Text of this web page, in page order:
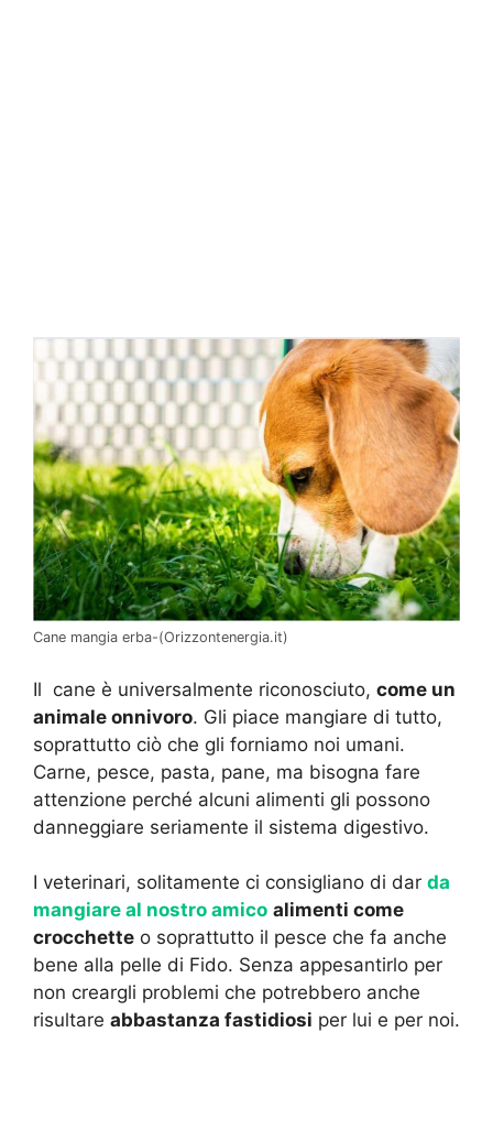
Cane mangia erba-(Orizzontenergia.it)
Il cane è universalmente riconosciuto, come un
animale onnivoro. Gli piace mangiare di tutto,
soprattutto ciò che gli forniamo noi umani.
Carne, pesce, pasta, pane, ma bisogna fare
attenzione perché alcuni alimenti gli possono
danneggiare seriamente il sistema digestivo.
I veterinari, solitamente ci consigliano di dar da
mangiare al nostro amico alimenti come
crocchette o soprattutto il pesce che fa anche
bene alla pelle di Fido. Senza appesantirlo per
non creargli problemi che potrebbero anche
risultare abbastanza fastidiosi per lui e per noi.